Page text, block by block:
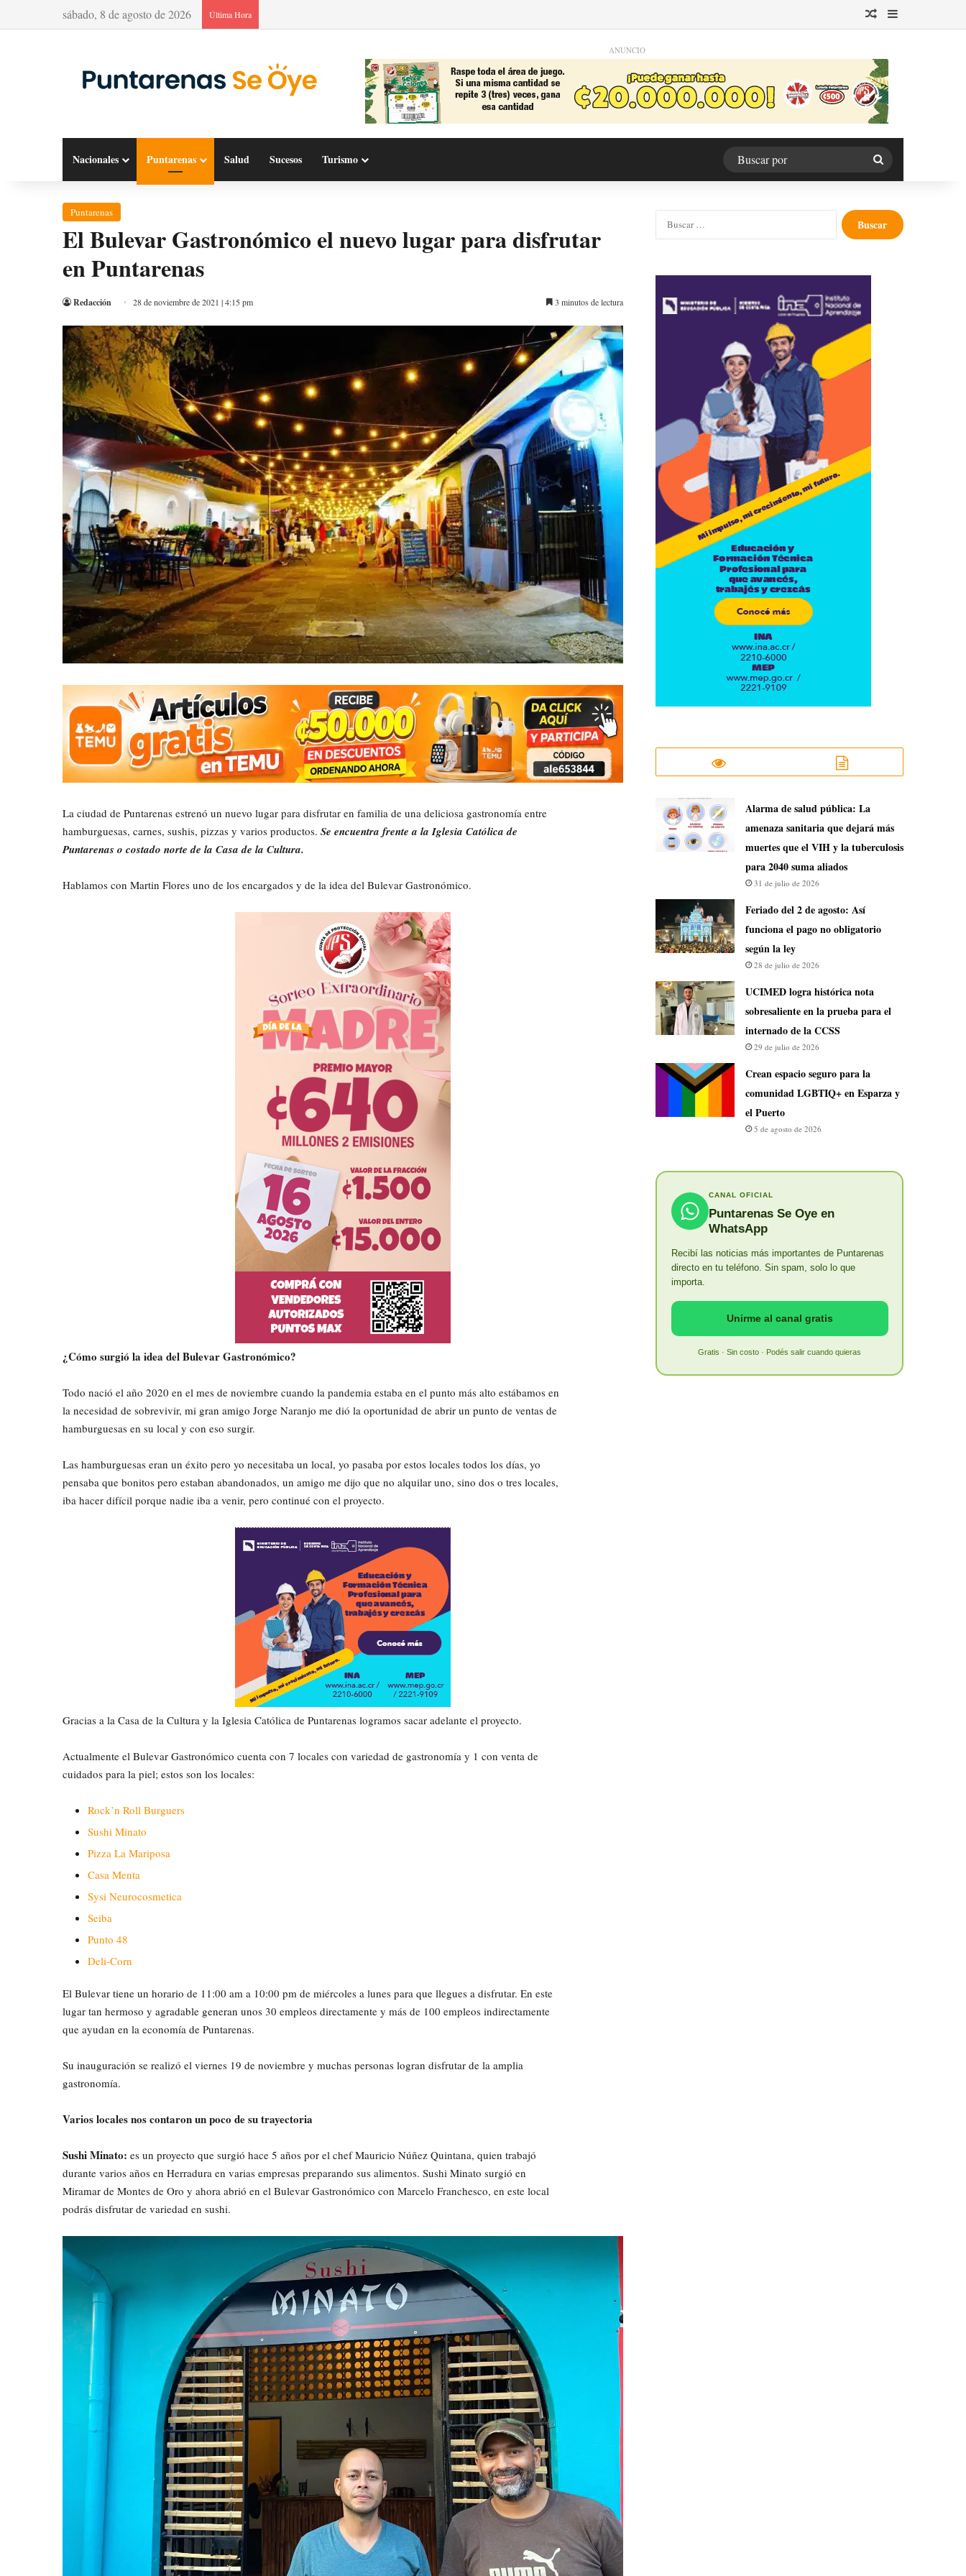
sábado, 8 de agosto de 2026 Última Hora Publicación al azar
Barra lateral
ANUNCIO
Nacionales Puntarenas Salud Sucesos Turismo
Buscar
por
Puntarenas
El Bulevar Gastronómico el nuevo lugar para disfrutar
en Puntarenas
Redacción 28 de noviembre de 2021 | 4:15 pm 3 minutos de lectura
La ciudad de Puntarenas estrenó un nuevo lugar para disfrutar en familia de una deliciosa gastronomía entre
hamburguesas, carnes, sushis, pizzas y varios productos. Se encuentra frente a la Iglesia Católica de
Puntarenas o costado norte de la Casa de la Cultura.
Hablamos con Martin Flores uno de los encargados y de la idea del Bulevar Gastronómico.
¿Cómo surgió la idea del Bulevar Gastronómico?
Todo nació el año 2020 en el mes de noviembre cuando la pandemia estaba en el punto más alto estábamos en
la necesidad de sobrevivir, mi gran amigo Jorge Naranjo me dió la oportunidad de abrir un punto de ventas de
hamburguesas en su local y con eso surgir.
Las hamburguesas eran un éxito pero yo necesitaba un local, yo pasaba por estos locales todos los días, yo
pensaba que bonitos pero estaban abandonados, un amigo me dijo que no alquilar uno, sino dos o tres locales,
iba hacer difícil porque nadie iba a venir, pero continué con el proyecto.
Gracias a la Casa de la Cultura y la Iglesia Católica de Puntarenas logramos sacar adelante el proyecto.
Actualmente el Bulevar Gastronómico cuenta con 7 locales con variedad de gastronomía y 1 con venta de
cuidados para la piel; estos son los locales:
Rock’n Roll Burguers
Sushi Minato
Pizza La Mariposa
Casa Menta
Sysi Neurocosmetica
Seiba
Punto 48
Deli-Corn
El Bulevar tiene un horario de 11:00 am a 10:00 pm de miércoles a lunes para que llegues a disfrutar. En este
lugar tan hermoso y agradable generan unos 30 empleos directamente y más de 100 empleos indirectamente
que ayudan en la economía de Puntarenas.
Su inauguración se realizó el viernes 19 de noviembre y muchas personas logran disfrutar de la amplia
gastronomía.
Varios locales nos contaron un poco de su trayectoria
Sushi Minato: es un proyecto que surgió hace 5 años por el chef Mauricio Núñez Quintana, quien trabajó
durante varios años en Herradura en varias empresas preparando sus alimentos. Sushi Minato surgió en
Miramar de Montes de Oro y ahora abrió en el Bulevar Gastronómico con Marcelo Franchesco, en este local
podrás disfrutar de variedad en sushi.
Buscar:
​Alarma de salud pública: La
amenaza sanitaria que dejará más
muertes que el VIH y la tuberculosis
para 2040 suma aliados
31 de julio de 2026
Feriado del 2 de agosto: Así
funciona el pago no obligatorio
según la ley
28 de julio de 2026
UCIMED logra histórica nota
sobresaliente en la prueba para el
internado de la CCSS
29 de julio de 2026
Crean espacio seguro para la
comunidad LGBTIQ+ en Esparza y
el Puerto
5 de agosto de 2026
CANAL OFICIAL
Puntarenas Se Oye en
WhatsApp
Recibí las noticias más importantes de Puntarenas
directo en tu teléfono. Sin spam, solo lo que
importa.
Unirme al canal gratis
Gratis · Sin costo · Podés salir cuando quieras